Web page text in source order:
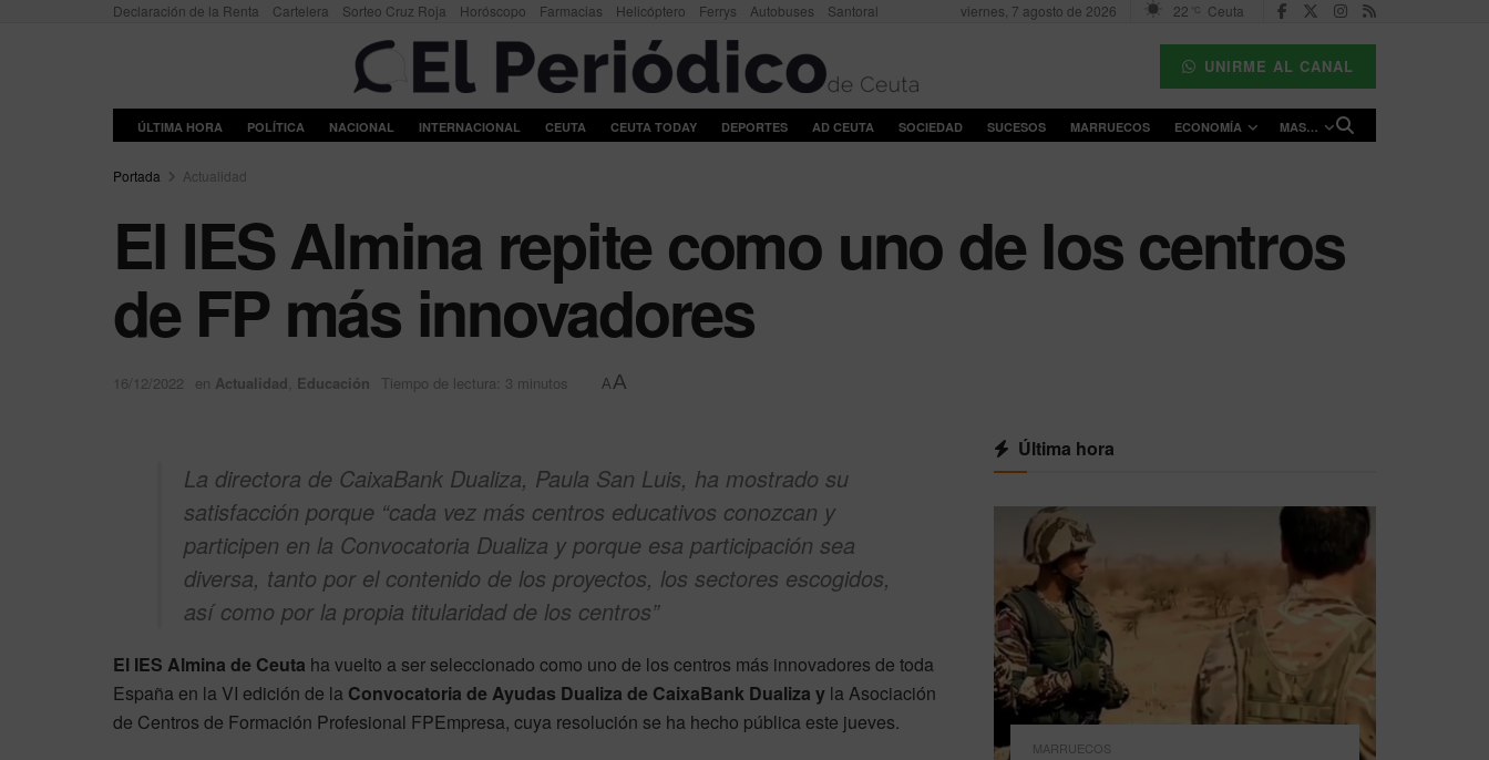
Declaración de la Renta Cartelera Sorteo Cruz Roja Horóscopo Farmacias Helicóptero Ferrys Autobuses Santoral viernes, 7 agosto de 2026 22 °C Ceuta
UNIRME AL CANAL
ÚLTIMA HORA POLÍTICA NACIONAL INTERNACIONAL CEUTA CEUTA TODAY DEPORTES AD CEUTA SOCIEDAD SUCESOS MARRUECOS ECONOMÍA MAS…
Portada Actualidad
El IES Almina repite como uno de los centros
de FP más innovadores
16/12/2022 en Actualidad, Educación Tiempo de lectura: 3 minutos AA
La directora de CaixaBank Dualiza, Paula San Luis, ha mostrado su
satisfacción porque “cada vez más centros educativos conozcan y
participen en la Convocatoria Dualiza y porque esa participación sea
diversa, tanto por el contenido de los proyectos, los sectores escogidos,
así como por la propia titularidad de los centros”
El IES Almina de Ceuta ha vuelto a ser seleccionado como uno de los centros más innovadores de toda
España en la VI edición de la Convocatoria de Ayudas Dualiza de CaixaBank Dualiza y la Asociación
de Centros de Formación Profesional FPEmpresa, cuya resolución se ha hecho pública este jueves.
Última hora
MARRUECOS